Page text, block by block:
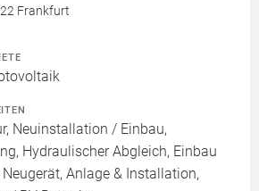
Frankfurt
Neuinstallation / Einbau,
Hydraulischer Abgleich, Einbau
Anlage & Installation,